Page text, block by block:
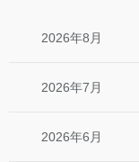
2026年8月
2026年7月
2026年6月